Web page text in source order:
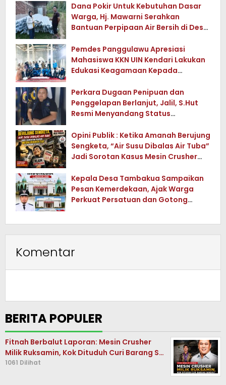
Dana Pokir Untuk Kebutuhan Dasar
Warga, Hj. Mawarni Serahkan
Bantuan Perpipaan Air Bersih di Desa
Pemdes Panggulawu Apresiasi
Mahasiswa KKN UIN Kendari Lakukan
Edukasi Keagamaan Kepada
Perkara Dugaan Penipuan dan
Penggelapan Berlanjut, Jalil, S.Hut
Resmi Menyandang Status
Opini Publik : Ketika Amanah Berujung
Sengketa, “Air Susu Dibalas Air Tuba”
Jadi Sorotan Kasus Mesin Crusher
Kepala Desa Tambakua Sampaikan
Pesan Kemerdekaan, Ajak Warga
Perkuat Persatuan dan Gotong
Komentar
BERITA POPULER
Fitnah Berbalut Laporan: Mesin Crusher
Milik Ruksamin, Kok Dituduh Curi Barang S…
1061 Dilihat